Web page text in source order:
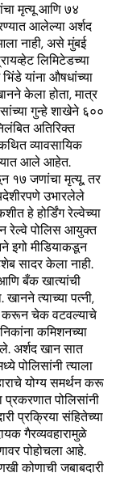
मृत्यू आणि ७४
आलेल्या अर्शद
नाही, असे मुंबई
लिमिटेडच्या
यांना औषधांच्या
केला होता, मात्र
गुन्हे शाखेने ६००
अतिरिक्त
व्यावसायिक
आले आहेत.
१७ जणांचा मृत्यू, तर
उभारलेले
हे होर्डिंग रेल्वेच्या
रेल्वे पोलिस आयुक्त
इगो मीडियाकडून
सादर केला नाही.
आणि बँक खात्यांची
त्याच्या पत्नी,
करून चेक वटवल्याचे
कमिशनच्या
अर्शद खान सात
पोलिसांनी त्याला
योग्य समर्थन करू
पोलिसांनी
प्रक्रिया संहितेच्या
गैरव्यवहारामुळे
पोहोचला आहे.
कोणाची जबाबदारी